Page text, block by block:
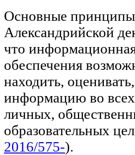
Основные принципы
Александрийской
что
обеспечения
находить,
информацию во
личных,
образовательных
2016/575-).